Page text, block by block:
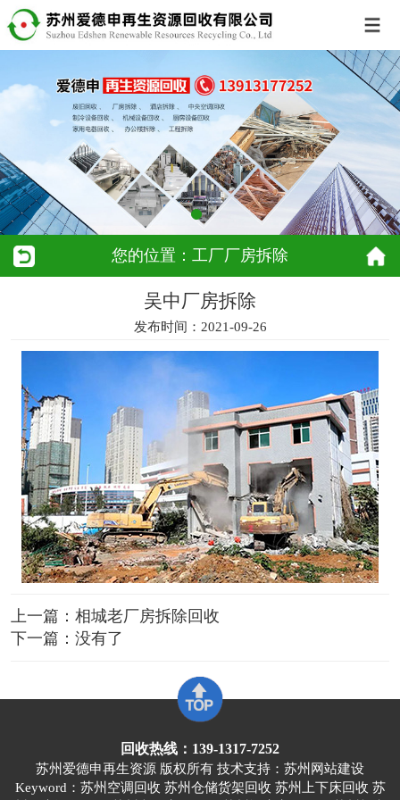
您的位置：工厂厂房拆除
吴中厂房拆除
发布时间：2021-09-26
上一篇： 相城老厂房拆除回收
下一篇：没有了
回收热线：139-1317-7252
苏州爱德申再生资源 版权所有 技术支持： 苏州网站建设
Keyword：苏州空调回收 苏州仓储货架回收 苏州上下床回收 苏